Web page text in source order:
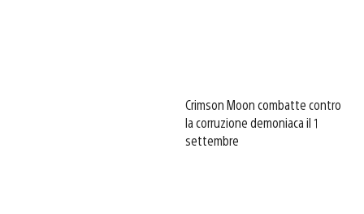
Crimson Moon combatte contro
la corruzione demoniaca il 1
settembre